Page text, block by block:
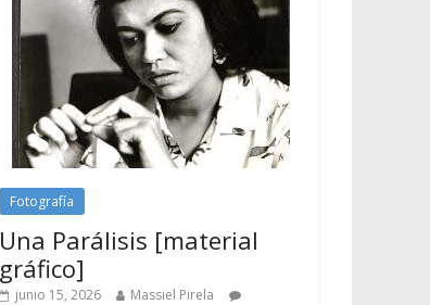
Fotografía
Una Parálisis [material
gráfico]
junio 15, 2026
Massiel Pirela